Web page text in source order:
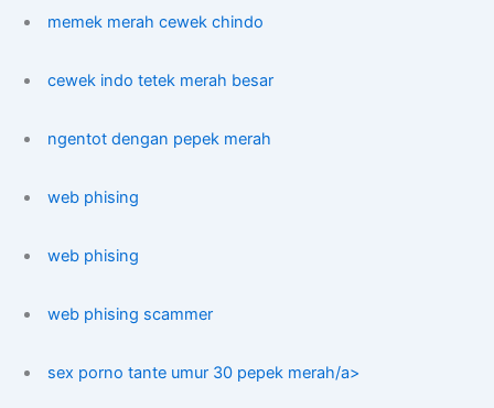
memek merah cewek chindo
cewek indo tetek merah besar
ngentot dengan pepek merah
web phising
web phising
web phising scammer
sex porno tante umur 30 pepek merah/a>